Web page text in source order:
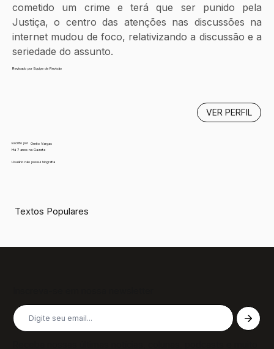
cometido um crime e terá que ser punido pela
Justiça, o centro das atenções nas discussões na
internet mudou de foco, relativizando a discussão e a
seriedade do assunto.
Revisado por Equipe de Revisão
Escrito por
Ornito Vargas
Há 7 anos na Gazeta
Usuário não possui biografia
VER PERFIL
Textos Populares